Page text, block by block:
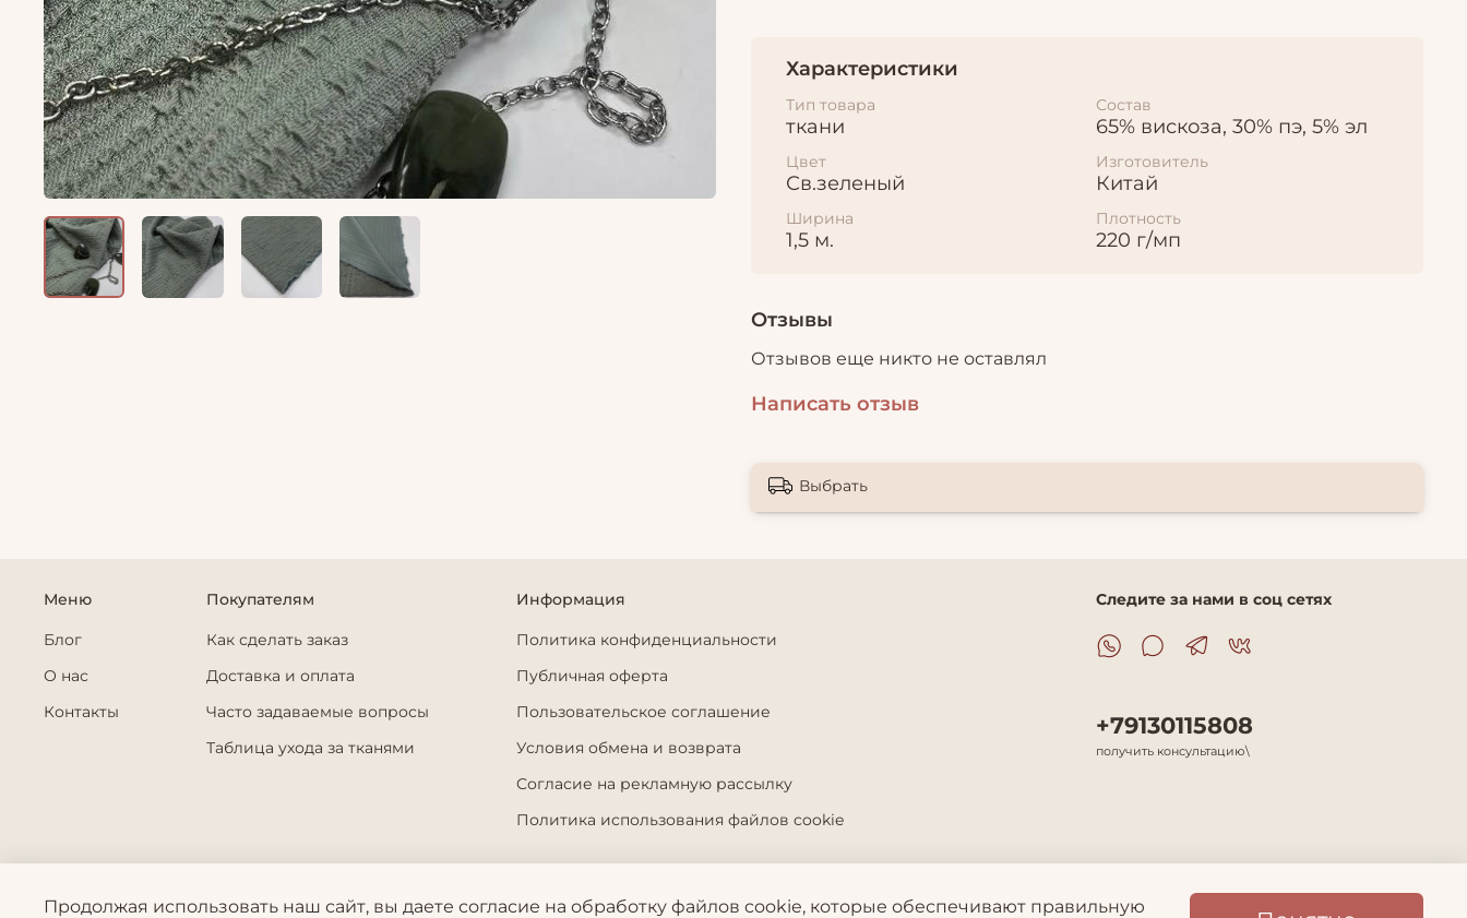
Характеристики
Тип товара
ткани
Состав
65% вискоза, 30% пэ, 5% эл
Цвет
Св.зеленый
Изготовитель
Китай
Ширина
1,5 м.
Плотность
220 г/мп
Отзывы
Отзывов еще никто не оставлял
Написать отзыв
Выбрать
Меню
Блог
О нас
Контакты
Покупателям
Как сделать заказ
Доставка и оплата
Часто задаваемые вопросы
Таблица ухода за тканями
Информация
Политика конфиденциальности
Публичная оферта
Пользовательское соглашение
Условия обмена и возврата
Согласие на рекламную рассылку
Политика использования файлов cookie
Следите за нами в соц сетях
+79130115808
получить консультацию\
Продолжая использовать наш сайт, вы даете согласие на обработку файлов cookie, которые обеспечивают правильную